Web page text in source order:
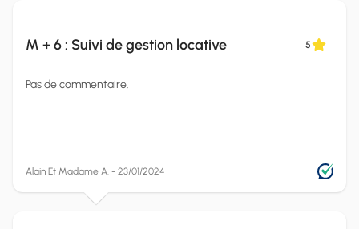
M + 6 : Suivi de gestion locative 5
Pas de commentaire.
Alain Et Madame A. - 23/01/2024